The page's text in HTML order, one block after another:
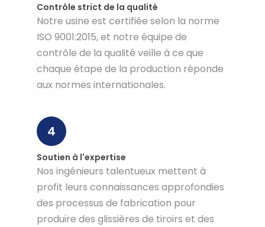
Contrôle strict de la qualité
Notre usine est certifiée selon la norme
ISO 9001:2015, et notre équipe de
contrôle de la qualité veille à ce que
chaque étape de la production réponde
aux normes internationales.
4
Soutien à l'expertise
Nos ingénieurs talentueux mettent à
profit leurs connaissances approfondies
des processus de fabrication pour
produire des glissières de tiroirs et des